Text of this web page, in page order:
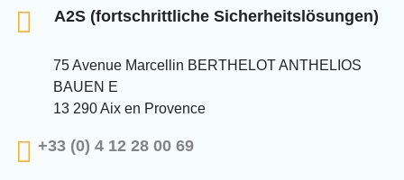
A2S (fortschrittliche Sicherheitslösungen)
75 Avenue Marcellin BERTHELOT ANTHELIOS
BAUEN E
13 290 Aix en Provence
+33 (0) 4 12 28 00 69